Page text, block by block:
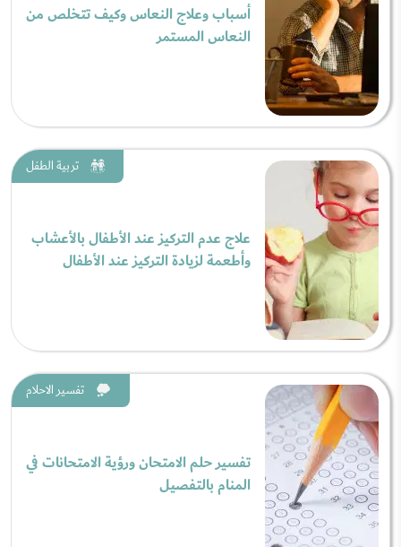
أسباب وعلاج النعاس وكيف تتخلص من
النعاس المستمر
تربية الطفل
علاج عدم التركيز عند الأطفال بالأعشاب
وأطعمة لزيادة التركيز عند الأطفال
تفسير الاحلام
تفسير حلم الامتحان ورؤية الامتحانات في
المنام بالتفصيل